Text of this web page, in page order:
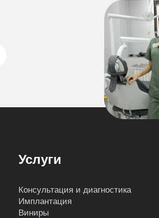
Услуги
Консультация и диагностика
Имплантация
Виниры